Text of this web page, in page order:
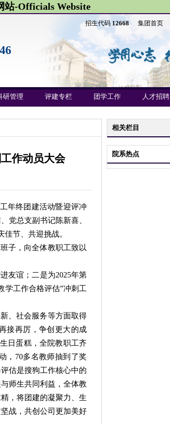
站-Officials Website
招生代码12668 集团首页
研管理 评建专栏 团学工作 人才招聘
相关栏目
院系热点
作动员大会
年终团建活动暨迎评冲
党总支副书记陈新喜、
节、共迎挑战。
子，向全体教职工致以
友谊；二是为2025年第
学工作合格评估”冲刺工
、社会服务等方面取得
接再厉，争创更大的成
日蛋糕，全院教职工齐
，70多名教师抽到了奖
估是搜狗工作核心中的
师生共同利益，全体教
，将团建的凝聚力、生
战，共创公司更加美好